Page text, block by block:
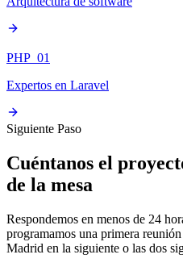
PHP_01
Expertos en Laravel
Siguiente Paso
Cuéntanos el
de la mesa
Respondemos en menos de 24
programamos una primera
Madrid en la siguiente o las dos